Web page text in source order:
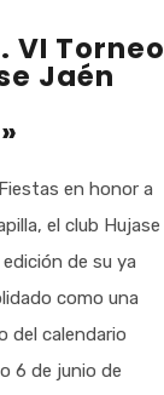
VI Torneo
Jaén
en honor a
el club Hujase
de su ya
como una
del calendario
6 de junio de